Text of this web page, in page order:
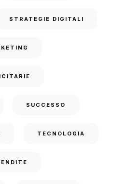
STRATEGIE DIGITALI
SUCCESSO
TECNOLOGIA